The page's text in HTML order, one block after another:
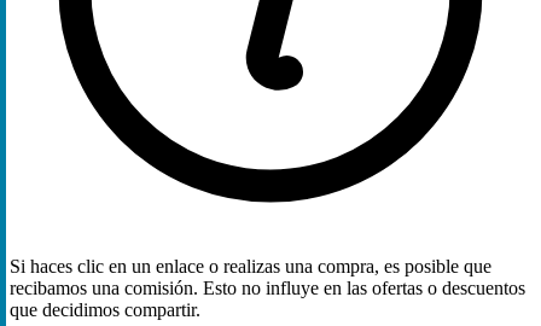
Si haces clic en un enlace o realizas una compra, es posible que
recibamos una comisión. Esto no influye en las ofertas o descuentos
que decidimos compartir.